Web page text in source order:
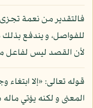
فالتقدير من نعمة
للفواصل، و يندفع
لأن القصد ليس لفاعل
قوله تعالى: «إلا
المعنى و لكنه يؤتي